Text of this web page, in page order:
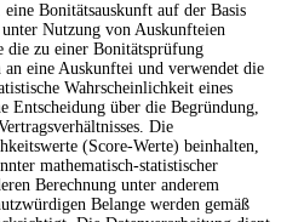
Bonitätsauskunft auf der Basis
Nutzung von Auskunfteien
zu einer Bonitätsprüfung
an eine Auskunftei und verwendet die
Wahrscheinlichkeit eines
Entscheidung über die Begründung,
Die
(Score-Werte) beinhalten,
mathematisch-statistischer
Berechnung unter anderem
Belange werden gemäß